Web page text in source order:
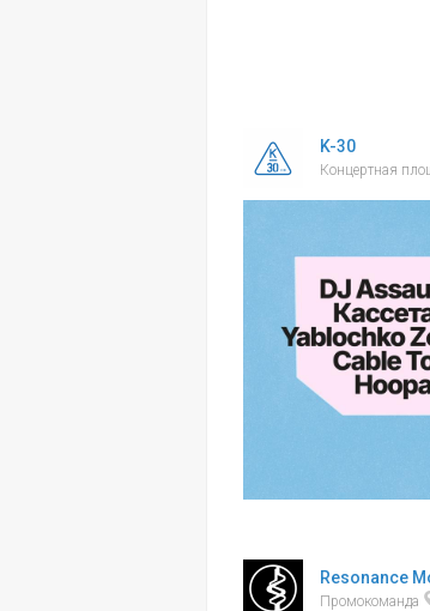
K-30
Концертная
Resonance
Промокоманда